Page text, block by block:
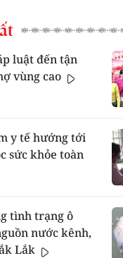
luật đến tận
vùng cao
y tế hướng tới
sức khỏe toàn
tình trạng ô
nước kênh,
Lắk